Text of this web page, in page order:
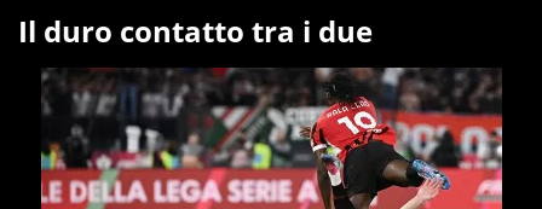
Il duro contatto tra i due